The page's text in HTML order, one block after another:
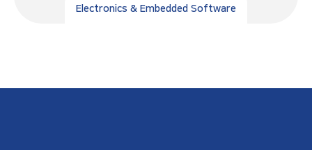
Electronics & Embedded Software